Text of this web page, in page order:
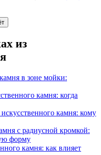
из
в зоне мойки:
камня: когда
камня: кому
с радиусной кромкой:
форму
камня: как влияет